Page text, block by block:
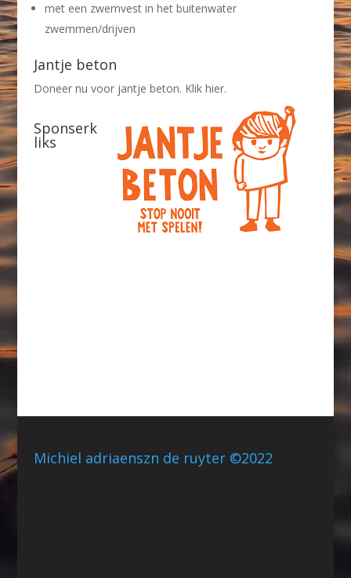
met een zwemvest in het buitenwater
zwemmen/drijven
Jantje beton
Doneer nu voor jantje beton. Klik hier.
Sponserk
liks
Michiel adriaenszn de ruyter ©2022